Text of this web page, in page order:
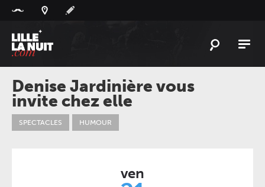
L'ACTU
L'AGENDA
LESLIEUX
Denise Jardinière vous
invite chez elle
SPECTACLES HUMOUR
ven
Panneau de gestion des cookies